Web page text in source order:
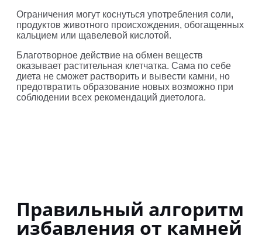
Ограничения могут коснуться употребления соли,
продуктов животного происхождения, обогащенных
кальцием или щавелевой кислотой.
Благотворное действие на обмен веществ
оказывает растительная клетчатка. Сама по себе
диета не сможет растворить и вывести камни, но
предотвратить образование новых возможно при
соблюдении всех рекомендаций диетолога.
Правильный алгоритм
избавления от камней